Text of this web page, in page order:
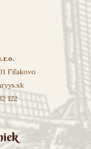
Fiľakovo
122